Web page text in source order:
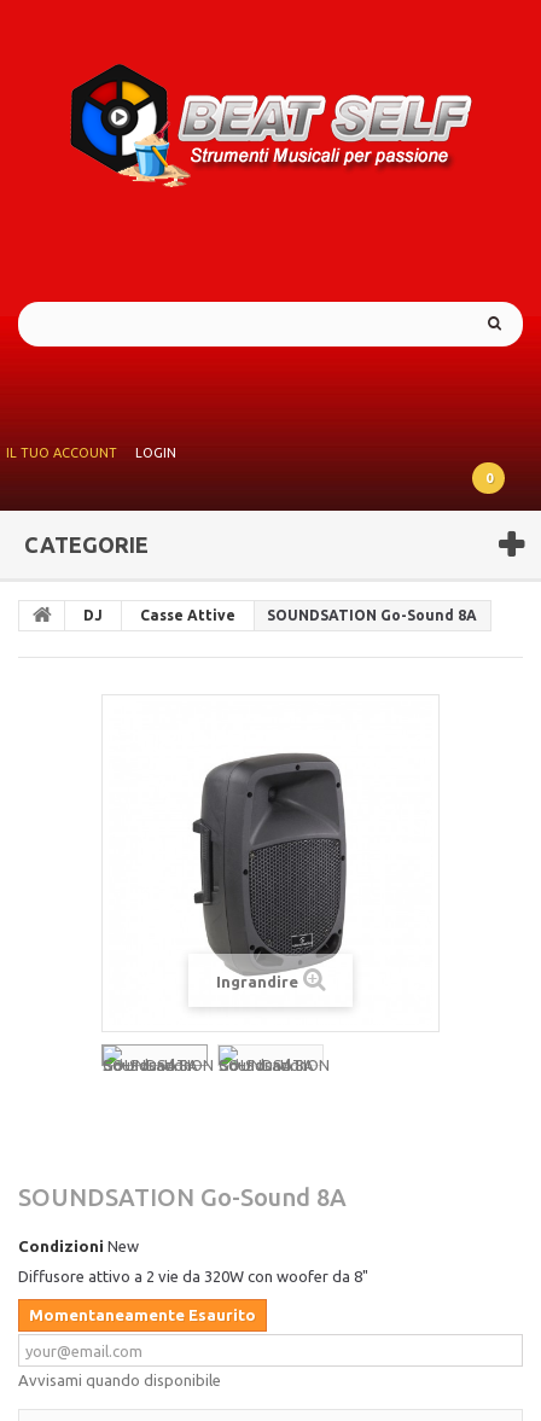
IL TUO ACCOUNT
LOGIN
0
CATEGORIE
DJ Casse Attive SOUNDSATION Go-Sound 8A
Ingrandire
SOUNDSATION Go-Sound 8A
Condizioni New
Diffusore attivo a 2 vie da 320W con woofer da 8"
Momentaneamente Esaurito
Avvisami quando disponibile